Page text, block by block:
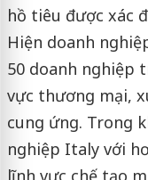
hồ tiêu được xác
Hiện doanh
50 doanh nghiệp
vực thương mại,
cung ứng. Trong
nghiệp Italy với
lĩnh vực chế tạo